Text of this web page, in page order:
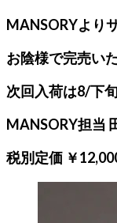
MANSORYより
お陰様で完売い
次回入荷は8/下
MANSORY担当
税別定価 ￥